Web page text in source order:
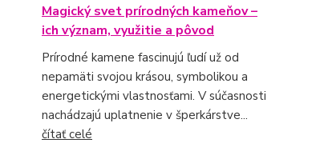
Magický svet prírodných kameňov –
ich význam, využitie a pôvod
Prírodné kamene fascinujú ľudí už od
nepamäti svojou krásou, symbolikou a
energetickými vlastnosťami. V súčasnosti
nachádzajú uplatnenie v šperkárstve...
čítať celé